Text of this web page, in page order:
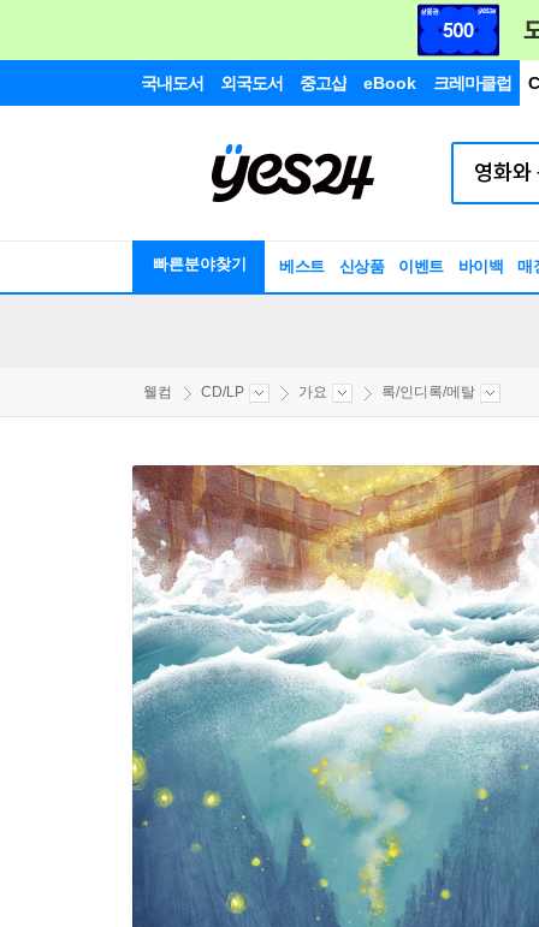
국내도서 외국도서 중고샵 eBook 크레마클럽
빠른분야찾기 베스트 신상품 이벤트 바이백 매
웰컴 CD/LP 가요 록/인디록/메탈